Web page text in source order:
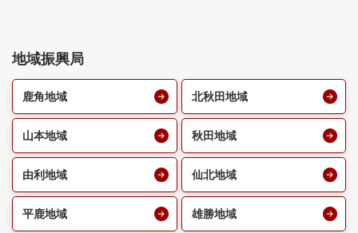
地域振興局
鹿角地域 北秋田地域
山本地域 秋田地域
由利地域 仙北地域
平鹿地域 雄勝地域